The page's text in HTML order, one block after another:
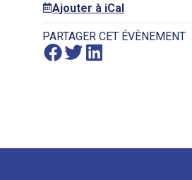
Ajouter à iCal
PARTAGER CET ÉVÈNEMENT